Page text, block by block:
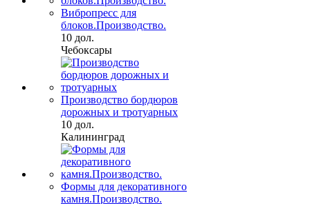
Вибропресс для
блоков.Производство.
10 дол.
Чебоксары
Производство бордюров
дорожных и тротуарных
10 дол.
Калининград
Формы для декоративного
камня.Производство.